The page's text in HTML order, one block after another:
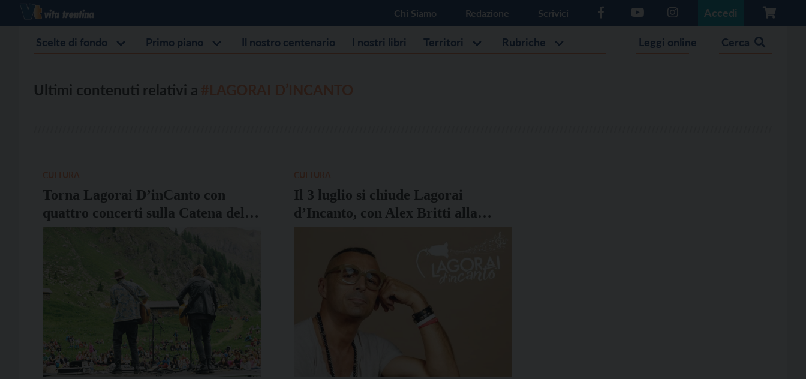
Chi Siamo Redazione Scrivici Accedi
Scelte di fondo Primo piano Il nostro centenario I nostri libri Territori Rubriche Leggi online Cerca
Ultimi contenuti relativi a
Torna Lagorai D’inCanto con
quattro concerti sulla Catena del
Lagorai
Il 3 luglio si chiude Lagorai
d’Incanto, con Alex Britti alla